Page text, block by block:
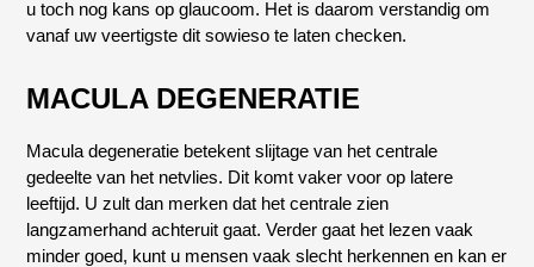
u toch nog kans op glaucoom. Het is daarom verstandig om
vanaf uw veertigste dit sowieso te laten checken.
MACULA DEGENERATIE
Macula degeneratie betekent slijtage van het centrale
gedeelte van het netvlies. Dit komt vaker voor op latere
leeftijd. U zult dan merken dat het centrale zien
langzamerhand achteruit gaat. Verder gaat het lezen vaak
minder goed, kunt u mensen vaak slecht herkennen en kan er